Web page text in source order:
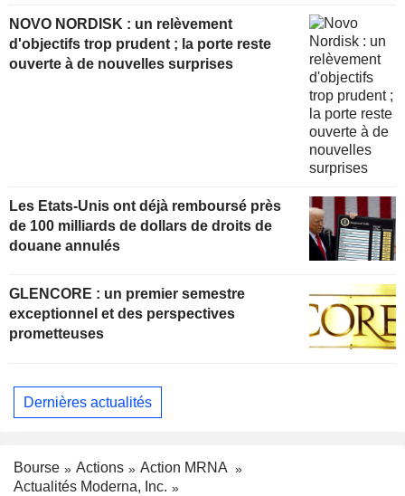
NOVO NORDISK : un relèvement
d'objectifs trop prudent ; la porte reste
ouverte à de nouvelles surprises
Les Etats-Unis ont déjà remboursé près
de 100 milliards de dollars de droits de
douane annulés
GLENCORE : un premier semestre
exceptionnel et des perspectives
prometteuses
Dernières actualités
Bourse Actions
Action MRNA
Actualités Moderna, Inc.